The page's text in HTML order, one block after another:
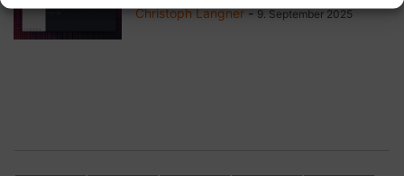
Christoph Langner - 9. September 2025